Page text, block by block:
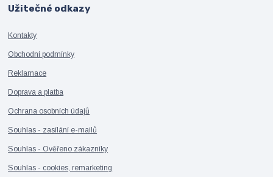
Užitečné odkazy
Kontakty
Obchodní podmínky
Reklamace
Doprava a platba
Ochrana osobních údajů
Souhlas - zasílání e-mailů
Souhlas - Ověřeno zákazníky
Souhlas - cookies, remarketing